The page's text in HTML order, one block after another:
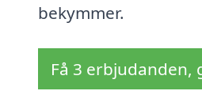
bekymmer.
Få 3